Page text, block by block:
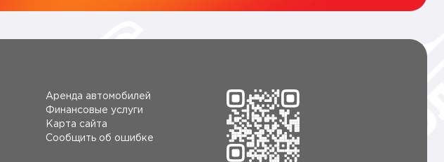
Аренда автомобилей
Финансовые услуги
Карта сайта
Сообщить об ошибке